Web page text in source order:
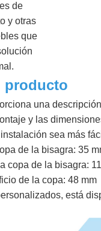
de
y otras
que
producto
una
y las
sea más
de la bisagra: 35
copa de la bisagra:
de la copa: 48 mm
está